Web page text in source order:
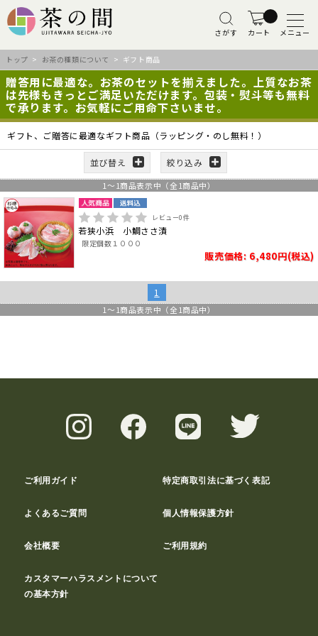
さがす カート メニュー
トップ > お茶の種類について > ギフト商品
贈答用に最適な。お茶のセットを揃えました。上質なお茶
は先様もきっとご満足いただけます。包装・熨斗等も無料
で承ります。お気軽にご用命下さいませ。
ギフト、ご贈答に最適なギフト商品（ラッピング・のし無料！）
並び替え 絞り込み
1 ～ 1商品表示中（全 1商品中）
レビュー0件
若狭小浜 小鯛ささ漬
限定個数１０００
販売価格: 6,480円(税込)
1
1 ～ 1商品表示中（全 1商品中）
ご利用ガイド 特定商取引法に基づく表記
よくあるご質問 個人情報保護方針
会社概要 ご利用規約
カスタマーハラスメントについて
の基本方針